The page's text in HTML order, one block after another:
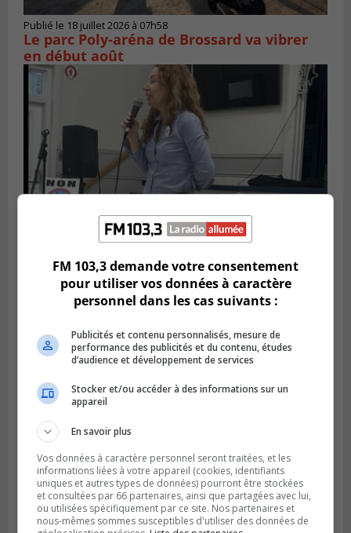
Publié le 18 juillet 2026 à 07h58
Le parc Poly-aréna de Brossard va vibrer
en début août
Publié le 6 juillet 2026 à 11h18
Climat Québec dévoile deux candidats
pour l’Agglomération
Publié le 6 juillet 2026 à 09h33
Longueuil conclue un contrat pour
FM 103,3 demande votre consentement
pour utiliser vos données à caractère
personnel dans les cas suivants :
Publicités et contenu personnalisés, mesure de
performance des publicités et du contenu, études
d’audience et développement de services
Stocker et/ou accéder à des informations sur un
appareil
En savoir plus
Vos données à caractère personnel seront traitées, et les
informations liées à votre appareil (cookies, identifiants
uniques et autres types de données) pourront être stockées
et consultées par 66 partenaires, ainsi que partagées avec lui,
ou utilisées spécifiquement par ce site. Nos partenaires et
nous-mêmes sommes susceptibles d'utiliser des données de